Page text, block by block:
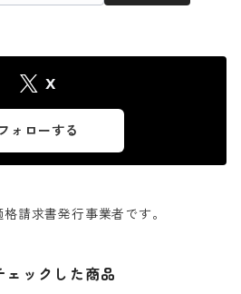
X
フォローする
請求書発行事業者です。
ェックした商品